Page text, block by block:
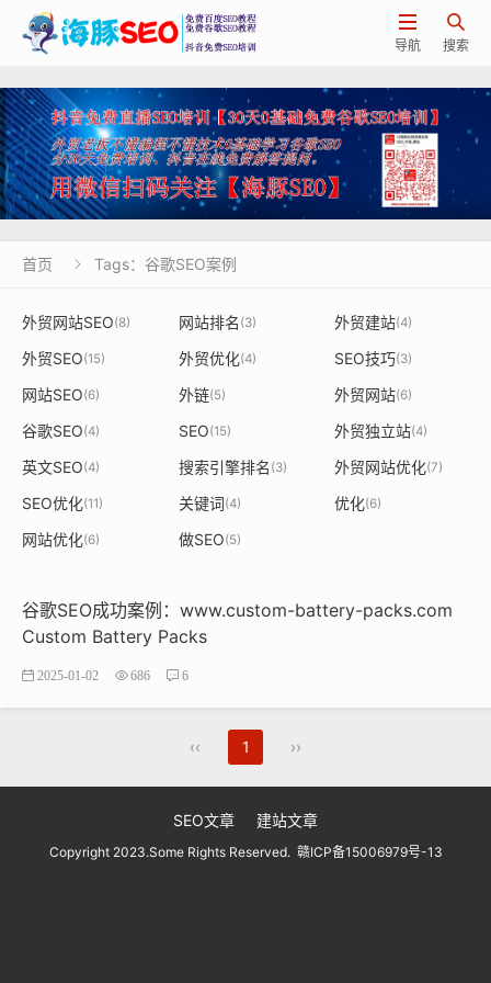

搜索

导航
首页  Tags：谷歌SEO案例
外贸网站SEO(8) 网站排名 (3) 外贸建站(4)
外贸SEO(15) 外贸优化(4) SEO技巧(3)
网站SEO(6) 外链(5) 外贸网站(6)
谷歌SEO(4) SEO(15) 外贸独立站(4)
英文SEO(4) 搜索引擎排名 (3) 外贸网站优化(7)
SEO优化(11) 关键词(4) 优化(6)
网站优化(6) 做SEO(5)
谷歌SEO成功案例：www.custom-battery-packs.com
Custom Battery Packs
2025-01-02 686 6
‹‹ 1 ››
SEO文章 建站文章
Copyright 2023.Some Rights Reserved. 赣ICP备15006979号-13